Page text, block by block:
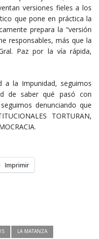
versiones fieles a los
que pone en práctica la
prepara la “versión
responsables, más que la
Paz por la vía rápida,
a la Impunidad, seguimos
de saber qué pasó con
denunciando que
TORTURAN,
Imprimir
LA MATANZA